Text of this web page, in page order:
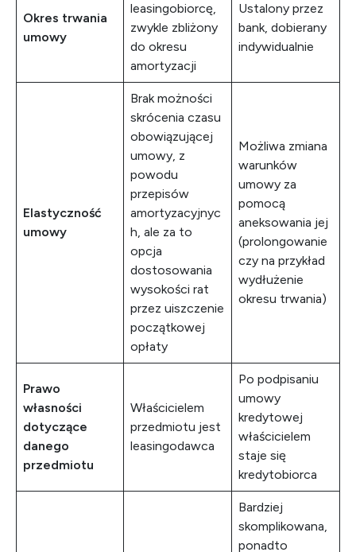
Okres trwania
umowy
leasingobiorcę,
zwykle zbliżony
do okresu
amortyzacji
Ustalony przez
bank, dobierany
indywidualnie
Elastyczność
umowy
Brak możności
skrócenia czasu
obowiązującej
umowy, z
powodu
przepisów
amortyzacyjnyc
h, ale za to
opcja
dostosowania
wysokości rat
przez uiszczenie
początkowej
opłaty
Możliwa zmiana
warunków
umowy za
pomocą
aneksowania jej
(prolongowanie
czy na przykład
wydłużenie
okresu trwania)
Prawo
własności
dotyczące
danego
przedmiotu
Właścicielem
przedmiotu jest
leasingodawca
Po podpisaniu
umowy
kredytowej
właścicielem
staje się
kredytobiorca
Bardziej
skomplikowana,
ponadto